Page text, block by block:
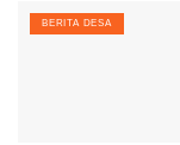
BERITA DESA